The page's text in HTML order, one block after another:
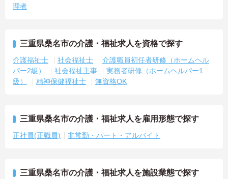
理者
三重県桑名市の介護・福祉求人を資格で探す
介護福祉士 社会福祉士
介護職員初任者研修（ホームヘル
パー2級）
社会福祉主事
実務者研修（ホームヘルパー1
級）
精神保健福祉士 無資格OK
三重県桑名市の介護・福祉求人を雇用形態で探す
正社員(正職員) 非常勤・パート・アルバイト
三重県桑名市の介護・福祉求人を施設業態で探す